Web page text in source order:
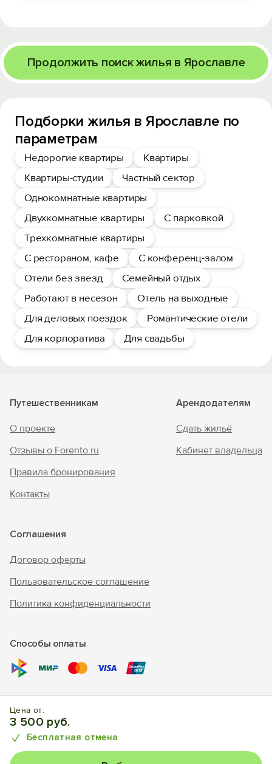
Продолжить поиск жилья в Ярославле
Подборки жилья в Ярославле по
параметрам
Недорогие квартиры
Квартиры
Квартиры-студии
Частный сектор
Однокомнатные квартиры
Двухкомнатные квартиры
С парковкой
Трехкомнатные квартиры
С рестораном, кафе
С конференц-залом
Отели без звезд
Семейный отдых
Работают в несезон
Отель на выходные
Для деловых поездок
Романтические отели
Для корпоратива
Для свадьбы
Цена от:
3 500 руб.
Бесплатная отмена
Путешественникам
О проекте
Отзывы о Forento.ru
Правила бронирования
Контакты
Арендодателям
Сдать жильё
Кабинет владельца
Соглашения
Договор оферты
Пользовательское соглашение
Политика конфиденциальности
Способы оплаты
защищены, торговый знак Nº1025240.
отелей, квартир, домов.